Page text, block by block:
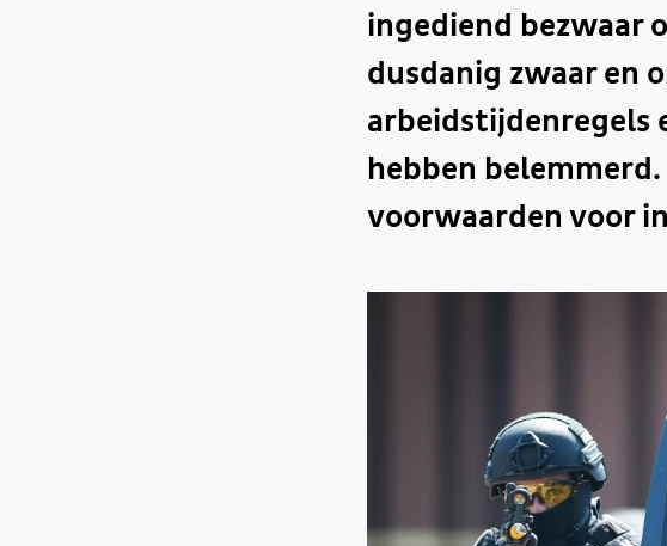
ingediend bezwaar
dusdanig zwaar en
arbeidstijdenregels
hebben
voorwaarden voor